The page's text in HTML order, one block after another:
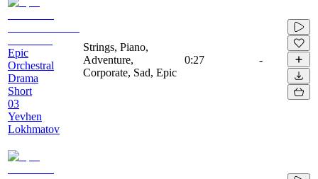
Epic
Orchestral
Drama
Short
03
Yevhen
Lokhmatov
Strings, Piano,
Adventure,
Corporate, Sad, Epic
0:27 -